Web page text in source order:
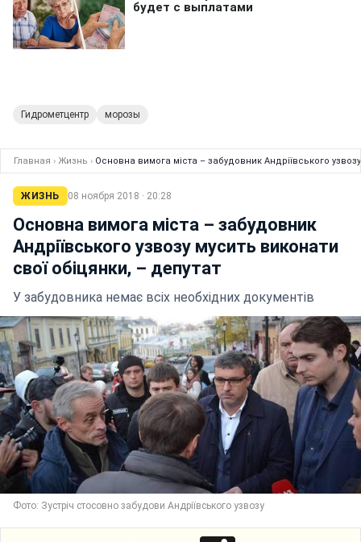
Гидрометцентр морозы
Главная › Жизнь › Основна вимога міста – забудовник Андріївського
ЖИЗНЬ 08 ноября 2018 · 20:28
Основна вимога міста – забудовник
Андріївського узвозу мусить виконати
свої обіцянки, – депутат
У забудовника немає всіх необхідних документів
Фото: Зустріч стосовно забудови Андріївського узвозу